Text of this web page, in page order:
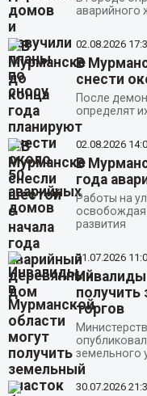
аварийного
02.08.2026
В
снести
После
определят
02.08.2026
В
года
Работы на
освобождая
развития
31.07.2026
Инвалиды
получить
торгов
земельного
30.07.2026